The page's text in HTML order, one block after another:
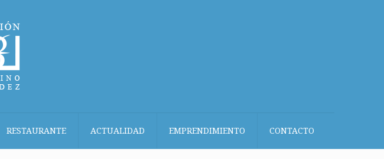
RESTAURANTE ACTUALIDAD EMPRENDIMIENTO CONTACTO